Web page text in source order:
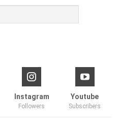
Instagram
Followers
Youtube
Subscribers